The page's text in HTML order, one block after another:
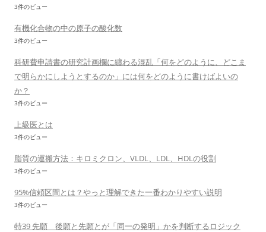
3件のビュー
有機化合物の中の原子の酸化数
3件のビュー
科研費申請書の研究計画欄に纏わる混乱「何をどのように、どこま
で明らかにしようとするのか」には何をどのように書けばよいの
か？
3件のビュー
上級医とは
3件のビュー
脂質の運搬方法：キロミクロン、VLDL、LDL、HDLの役割
3件のビュー
95%信頼区間とは？やっと理解できた一番わかりやすい説明
3件のビュー
特39 先願 後願と先願とが「同一の発明」かを判断するロジック